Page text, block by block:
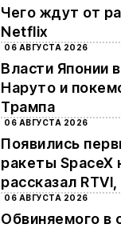
Чего ждут от
Netflix
06 АВГУСТА 2026
Власти Японии
Наруто и
Трампа
06 АВГУСТА 2026
Появились
ракеты SpaceX
рассказал
06 АВГУСТА 2026
Обвиняемого в